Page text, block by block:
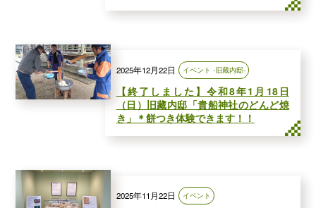
2025年12月22日 イベント -旧藏内邸-
【終了しました】令和8年1月18日
（日）旧藏内邸「貴船神社のどんど焼
き」＊餅つき体験できます！！
2025年11月22日 イベント